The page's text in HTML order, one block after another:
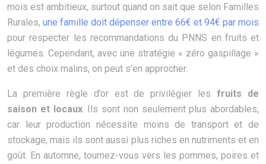
mois est ambitieux, surtout quand on sait que selon Familles
Rurales, une famille doit dépenser entre 66€ et 94€ par mois
pour respecter les recommandations du PNNS en fruits et
légumes. Cependant, avec une stratégie « zéro gaspillage »
et des choix malins, on peut s’en approcher.
La première règle d’or est de privilégier lesfruits de
saison et locaux. Ils sont non seulement plus abordables,
car leur production nécessite moins de transport et de
stockage, mais ils sont aussi plus riches en nutriments et en
goût. En automne, tournez-vous vers les pommes, poires et